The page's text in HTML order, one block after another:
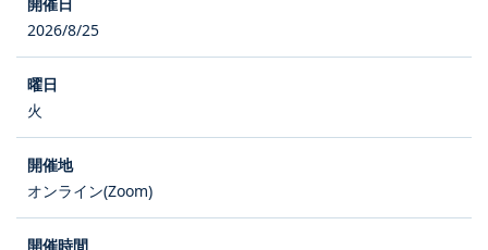
2026/8/25
火
オンライン(Zoom)